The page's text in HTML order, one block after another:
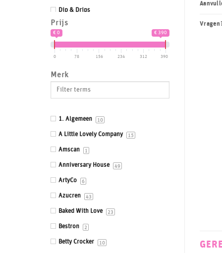
Dip & Drips
Dozen & Dummies
Drums & Boards
Eetbaar kant
Eetbare prints
Fondant, Icing & Marsepein
Gereedschappen & Materialen
Icing
Impressie en Embossing matten &
stempels
Ingrediënten
Isomalt
Kleurstoffen
Siliconen mallen
Smaakstoffen
Prijs
€ 0 € 390
0 78 156 234 312 390
Merk
1. Algemeen 10
A Little Lovely Company 15
Amscan 1
Anniversary House 49
ArtyCo 6
Azucren 43
Baked With Love 23
Bestron 2
Betty Crocker 10